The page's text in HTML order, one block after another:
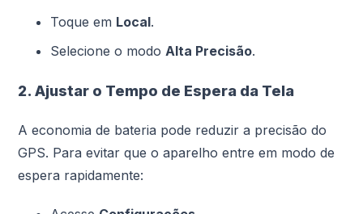
Toque em Local.
Selecione o modoAlta Precisão.
2. Ajustar o Tempo de Espera da Tela
A economia de bateria pode reduzir a precisão do
GPS. Para evitar que o aparelho entre em modo de
espera rapidamente: